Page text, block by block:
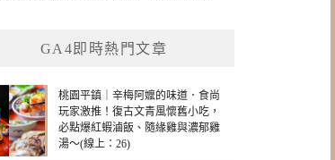
GA4即時熱門文章
桃園平鎮｜辛梅阿嬤的味道．食尚
玩家激推！復古文青風懷舊小吃，
必點爆紅蝦滷飯、隨緣雞與濃郁雞
湯～(線上：26)